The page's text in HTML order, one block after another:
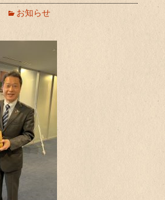
お知らせ